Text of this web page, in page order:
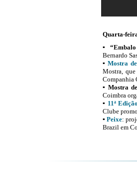
Quarta-
▪
Bernardo
▪Mostra
Mostra,
Companhia
▪Mostra
Coimbra
▪ 11ª
Clube
▪ Peixe:
Brazil em